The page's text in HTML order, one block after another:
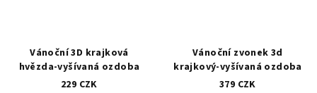
Vánoční 3D krajková
hvězda-vyšívaná ozdoba
229 CZK
Vánoční zvonek 3d
krajkový-vyšívaná ozdoba
379 CZK